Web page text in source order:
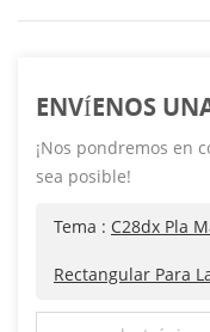
ENVÍENOS
¡Nos pondremos en
sea posible!
Tema : C28dx Pla
Rectangular Para